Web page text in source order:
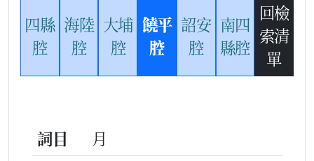
四縣
腔
海陸
腔
大埔
腔
饒平
腔
詔安
腔
南四
縣腔
回檢
索清
單
詞目
月